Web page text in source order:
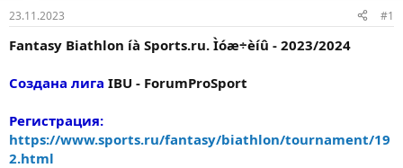
а
23.11.2023 #1
Fantasy Biathlon íà Sports.ru. Ìóæ÷èíû - 2023/2024
Создана лига IBU - ForumProSport
Регистрация:
https://www.sports.ru/fantasy/biathlon/tournament/19
2.html